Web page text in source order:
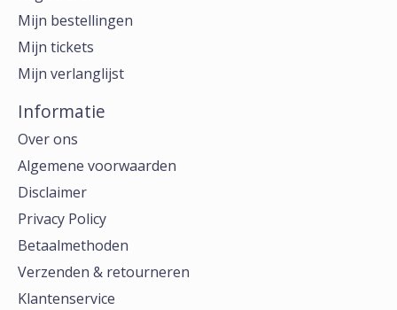
Mijn bestellingen
Mijn tickets
Mijn verlanglijst
Informatie
Over ons
Algemene voorwaarden
Disclaimer
Privacy Policy
Betaalmethoden
Verzenden & retourneren
Klantenservice